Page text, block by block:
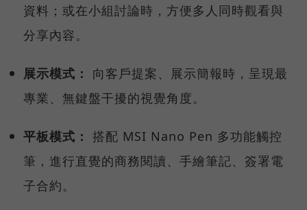
資料；或在小組討論時，方便多人同時觀看與
分享內容。
展示模式：
向客戶提案、展示簡報時，呈現最
專業、無鍵盤干擾的視覺角度。
平板模式： 搭配 MSI Nano Pen 多功能觸控
筆，進行直覺的商務閱讀、手繪筆記、簽署電
子合約。